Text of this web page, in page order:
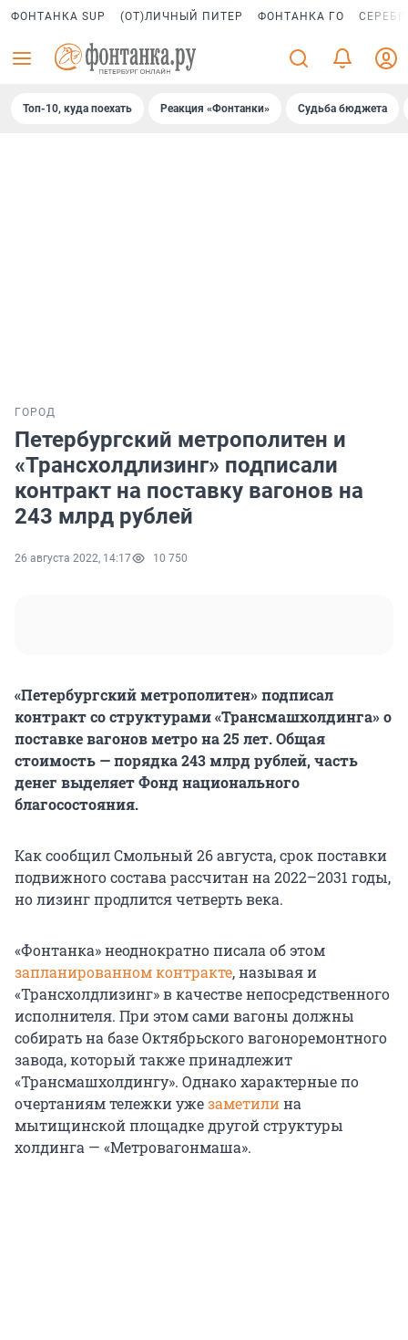
ФОНТАНКА SUP (ОТ)ЛИЧНЫЙ ПИТЕР ФОНТАНКА ГО
Топ-10, куда поехать Реакция «Фонтанки» Судьба бюджета
ГОРОД
Петербургский метрополитен и
«Трансхолдлизинг» подписали
контракт на поставку вагонов на
243 млрд рублей
26 августа 2022, 14:17 10 750
«Петербургский метрополитен» подписал
контракт со структурами «Трансмашхолдинга» о
поставке вагонов метро на 25 лет. Общая
стоимость — порядка 243 млрд рублей, часть
денег выделяет Фонд национального
благосостояния.
Как сообщил Смольный 26 августа, срок поставки
подвижного состава рассчитан на 2022–2031 годы,
но лизинг продлится четверть века.
«Фонтанка» неоднократно писала об этом
запланированном контракте, называя и
«Трансхолдлизинг» в качестве непосредственного
исполнителя. При этом сами вагоны должны
собирать на базе Октябрьского вагоноремонтного
завода, который также принадлежит
«Трансмашхолдингу». Однако характерные по
очертаниям тележки ужезаметилина
мытищинской площадке другой структуры
холдинга — «Метровагонмаша».